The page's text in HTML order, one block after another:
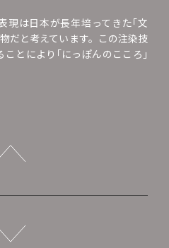
現は日本が長年培ってきた｢文
だと考えています。この注染技
とにより｢にっぽんのこころ｣